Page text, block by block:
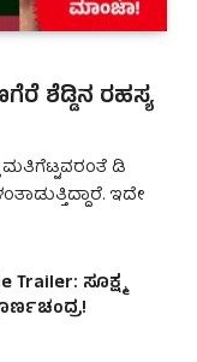
ಶೆಡ್ಡಿನ ರಹಸ್ಯ
ಡಿ
ಇದೇ
Trailer: ಸೂಕ್ಷ್ಮ